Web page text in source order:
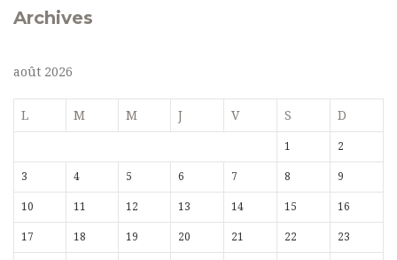
Archives
août 2026
L M M J V S D
1 2
3 4 5 6 7 8 9
10 11 12 13 14 15 16
17 18 19 20 21 22 23